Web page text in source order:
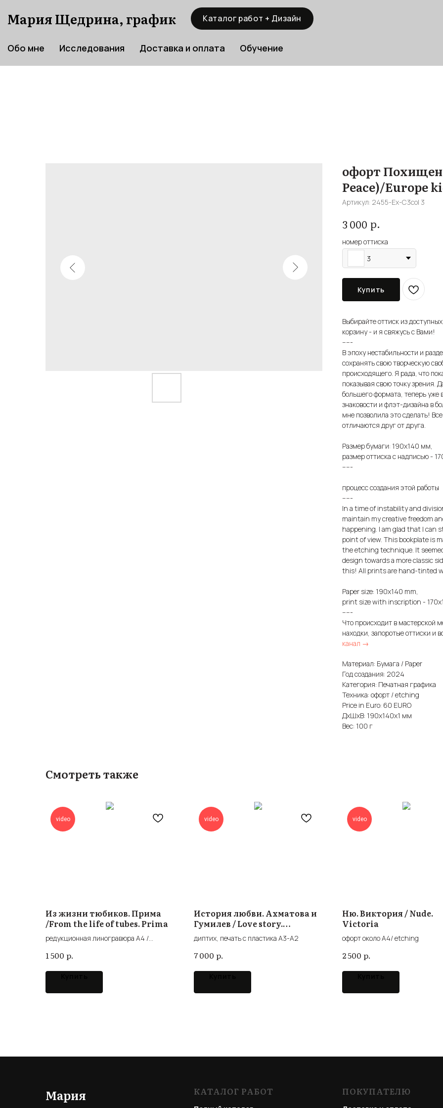
Мария Щедрина, график Каталог работ + Дизайн
Обо мне Исследования Доставка и оплата Обучение
офорт
Peace)/Europe
Артикул: 2455-Ex-С3col 3
3 000 р.
номер оттиска
3
Купить
Выбирайте оттиск из
корзину - и я свяжусь с Вами!
-----
В эпоху нестабильности и
сохранять свою творческую
происходящего. Я рада, что
показывая свою точку зрения.
большего формата, теперь уже
знаковости и флэт-дизайна в
мне позволила это сделать!
отличаются друг от друга.
Размер бумаги: 190х140 мм,
размер оттиска с надписью -
-----
процесс создания этой работы
-----
In a time of instability and
maintain my creative freedom
happening. I am glad that I can
point of view. This bookplate is
the etching technique. It
design towards a more classic
this! All prints are hand-tinted
Paper size: 190x140 mm,
print size with inscription -
-----
Что происходит в мастерской
находки, запоротые оттиски и
канал →
Материал: Бумага / Paper
Год создания: 2024
Категория: Печатная графика
Техника: офорт / etching
Price in Euro: 60 EURO
ДxШxВ: 190x140x1 мм
Вес: 100 г
Смотреть также
video
Из жизни тюбиков. Прима
/From the life of tubes. Prima
редукционная линогравюра А4 /
1 500 р.
video
История любви. Ахматова и
Гумилев / Love story.
Akhmatova and Gumilev
диптих, печать с пластика А3-А2
7 000 р.
video
Ню. Виктория / Nude.
Victoria
офорт около А4/ etching
2 500 р.
Мария
КАТАЛОГ РАБОТ ПОКУПАТЕЛЮ